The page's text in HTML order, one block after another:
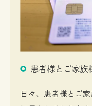
患者様とご家族
日々、患者様とご